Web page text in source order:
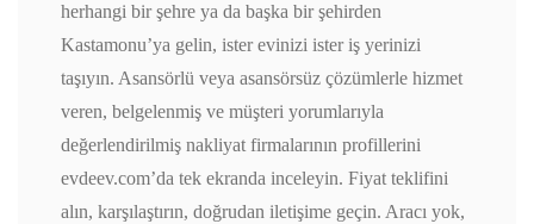
herhangi bir şehre ya da başka bir şehirden
Kastamonu’ya gelin, ister evinizi ister iş yerinizi
taşıyın. Asansörlü veya asansörsüz çözümlerle hizmet
veren, belgelenmiş ve müşteri yorumlarıyla
değerlendirilmiş nakliyat firmalarının profillerini
evdeev.com’da tek ekranda inceleyin. Fiyat teklifini
alın, karşılaştırın, doğrudan iletişime geçin. Aracı yok,